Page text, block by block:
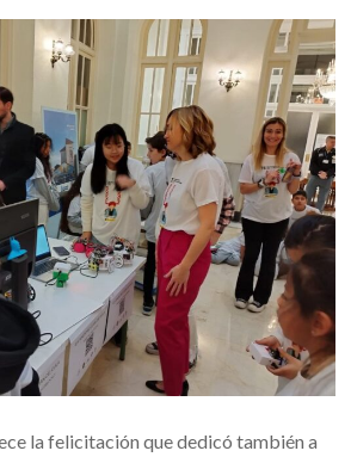
la felicitación que dedicó también a